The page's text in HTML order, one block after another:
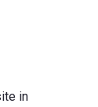
in